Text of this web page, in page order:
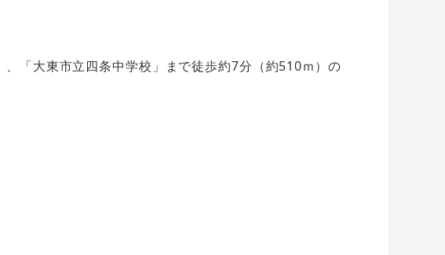
「大東市立四条中学校」まで徒歩約7分（約510ｍ）の